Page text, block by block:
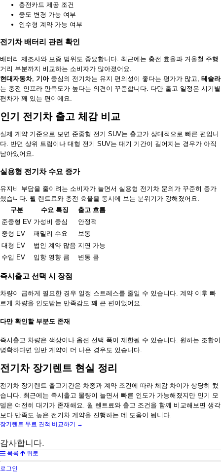
충전카드 제공 조건
중도 변경 가능 여부
인수형 계약 가능 여부
전기차 배터리 관련 확인
배터리 제조사와 보증 범위도 중요합니다. 최근에는 충전 효율과 겨울철 주행
거리 부분까지 비교하는 소비자가 많아졌어요.
현대자동차, 기아중심의 전기차는 유지 편의성이 좋다는 평가가 많고, 테슬라
는 충전 인프라 만족도가 높다는 의견이 꾸준합니다. 다만 출고 일정은 시기별
편차가 꽤 있는 편이에요.
인기 전기차 출고 체감 비교
실제 계약 기준으로 보면 준중형 전기 SUV는 출고가 상대적으로 빠른 편입니
다. 반면 상위 트림이나 대형 전기 SUV는 대기 기간이 길어지는 경우가 아직
남아있어요.
실용형 전기차 수요 증가
유지비 부담을 줄이려는 소비자가 늘면서 실용형 전기차 문의가 꾸준히 증가
했습니다. 월 렌트료와 충전 효율을 동시에 보는 분위기가 강해졌어요.
구분
수요 특징
출고 흐름
준중형 EV 가성비 중심
안정적
중형 EV
패밀리 수요
보통
대형 EV
법인 계약 많음 지연 가능
수입 EV
입항 영향 큼 변동 큼
즉시출고 선택 시 장점
차량이 급하게 필요한 경우 일정 스트레스를 줄일 수 있습니다. 계약 이후 빠
르게 차량을 인도받는 만족감도 꽤 큰 편이었어요.
다만 확인할 부분도 존재
즉시출고 차량은 색상이나 옵션 선택 폭이 제한될 수 있습니다. 원하는 조합이
명확하다면 일반 계약이 더 나은 경우도 있습니다.
전기차 장기렌트 현실 정리
전기차 장기렌트 출고기간은 차종과 계약 조건에 따라 체감 차이가 상당히 컸
습니다. 최근에는 즉시출고 물량이 늘면서 빠른 인도가 가능해졌지만 인기 모
델은 여전히 대기가 존재해요. 월 렌트료와 출고 조건을 함께 비교해보면 생각
보다 만족도 높은 전기차 계약을 진행하는 데 도움이 됩니다.
장기렌트 무료 견적 비교하기 →
감사합니다.
목록 위로
로그인